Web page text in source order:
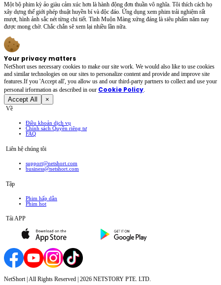
Một bộ phim kỳ ảo giàu cảm xúc hơn là hành động đơn thuần vô nghĩa. Tôi thích cách họ
xây dựng thế giới phép thuật huyền bí và độc đáo. Ứng dụng xem phim trải nghiệm rất
mượt, hình ảnh sắc nét từng chi tiết. Tình Muộn Màng xứng đáng là siêu phẩm năm nay
được mong chờ. Chắc chắn sẽ xem lại nhiều lần nữa.
Your privacy matters
NetShort uses necessary cookies to make our site work. We would also like to use cookies
and similar technologies on our sites to personalize content and provide and improve site
features.If you 'Accept all', you allow us and our third-party partners to collect and use your
personal irformation as described in our Cookie Policy.
Accept All ×
Về
Điều khoản dịch vụ
Chính sách Quyền riêng tư
FAQ
Liên hệ chúng tôi
support@netshort.com
business@netshort.com
Tập
Phim hấp dẫn
Phim hot
Tải APP
NetShort | All Rights Reserved | 2026 NETSTORY PTE. LTD.